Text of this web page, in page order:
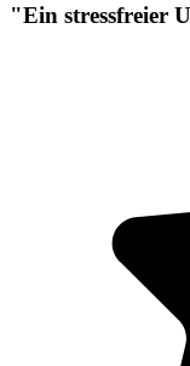
"Ein stressfreier